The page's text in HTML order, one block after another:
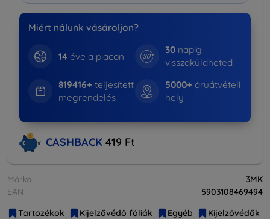
Miért nálunk vásároljon?
14éve a piacon
30 napig
visszaküldheted
819416+teljesített
megrendelés
5000+ áruátvételi
hely
CASHBACK 419 Ft
Márka
3MK
EAN
5903108469494
Tartozékok
Kijelzővédő fóliák Egyéb Kijelzővédők